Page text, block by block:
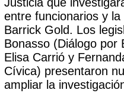
entre funcionarios y
Barrick Gold. Los
Bonasso (Diálogo por
Elisa Carrió y
Cívica) presentaron
ampliar la